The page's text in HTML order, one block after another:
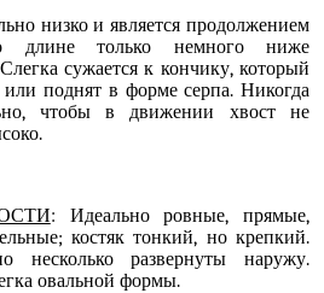
низко и является продолжением
длине только немного ниже
сужается к кончику, который
поднят в форме серпа. Никогда
чтобы в движении хвост не
: Идеально ровные, прямые,
костяк тонкий, но крепкий.
несколько развернуты наружу.
овальной формы.